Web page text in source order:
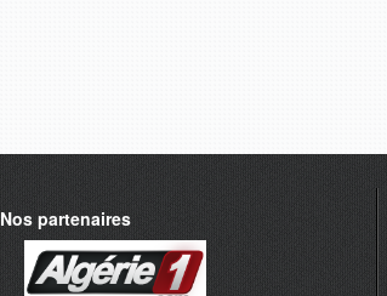
Nos partenaires